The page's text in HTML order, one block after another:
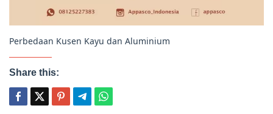
Perbedaan Kusen Kayu dan Aluminium
Share this: